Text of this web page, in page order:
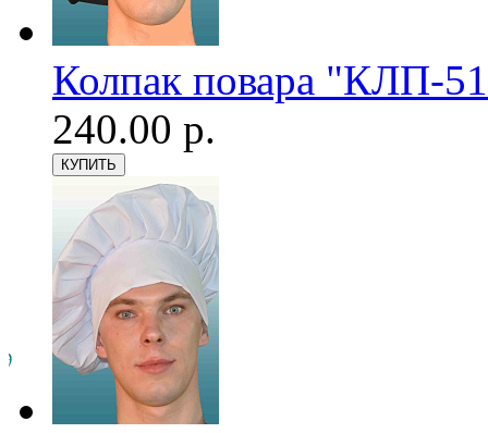
Колпак повара "КЛП-
240.00 р.